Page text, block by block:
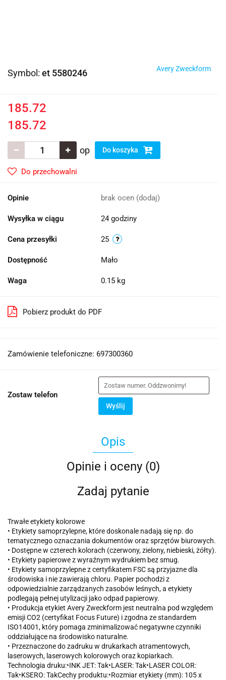
Symbol: et 5580246 Avery Zweckform
185.72
185.72
op Do koszyka
Do przechowalni
Opinie brak ocen (dodaj)
Wysyłka w ciągu 24 godziny
Cena przesyłki 25
Dostępność Mało
Waga 0.15 kg
Pobierz produkt do PDF
Zamówienie telefoniczne: 697300360
Zostaw telefon
Wyślij
Opis
Opinie i oceny (0)
Zadaj pytanie
Trwałe etykiety kolorowe
• Etykiety samoprzylepne, które doskonale nadają się np. do
tematycznego oznaczania dokumentów oraz sprzętów biurowych.
• Dostępne w czterech kolorach (czerwony, zielony, niebieski, żółty).
• Etykiety papierowe z wyraźnym wydrukiem bez smug.
• Etykiety samoprzylepne z certyfikatem FSC są przyjazne dla
środowiska i nie zawierają chloru. Papier pochodzi z
odpowiedzialnie zarządzanych zasobów leśnych, a etykiety
podlegają pełnej utylizacji jako odpad papierowy.
• Produkcja etykiet Avery Zweckform jest neutralna pod względem
emisji CO2 (certyfikat Focus Future) i zgodna ze standardem
ISO14001, który pomaga zminimalizować negatywne czynniki
oddziałujące na środowisko naturalne.
• Przeznaczone do zadruku w drukarkach atramentowych,
laserowych, laserowych kolorowych oraz kopiarkach.
Technologia druku:•INK JET: Tak•LASER: Tak•LASER COLOR:
Tak•KSERO: TakCechy produktu:•Rozmiar etykiety (mm): 105 x